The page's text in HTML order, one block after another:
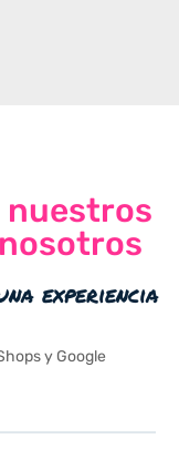
nuestros
experiencia
y Google